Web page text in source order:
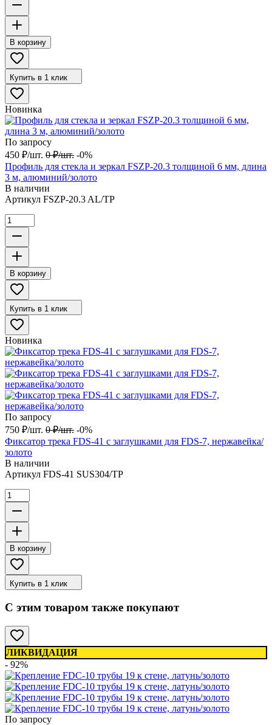
В корзину
Купить в 1 клик
Новинка
По запросу
450 ₽/шт. 0 ₽/шт. -0%
Профиль для стекла и зеркал FSZP-20.3 толщиной 6 мм, длина
3 м, алюминий/золото
В наличии
Артикул FSZP-20.3 AL/TP
В корзину
Купить в 1 клик
Новинка
По запросу
750 ₽/шт. 0 ₽/шт. -0%
Фиксатор трека FDS-41 с заглушками для FDS-7, нержавейка/
золото
В наличии
Артикул FDS-41 SUS304/TP
В корзину
Купить в 1 клик
С этим товаром также покупают
ЛИКВИДАЦИЯ
- 92%
По запросу